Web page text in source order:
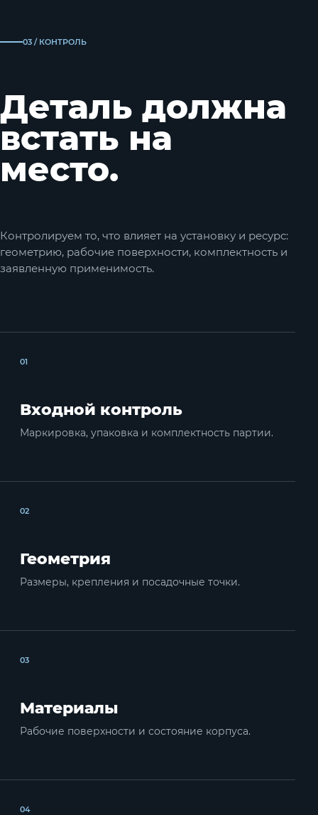
03 / КОНТРОЛЬ
Деталь должна
встать на
место.
Контролируем то, что влияет на установку и ресурс:
геометрию, рабочие поверхности, комплектность и
заявленную применимость.
01
Входной контроль
Маркировка, упаковка и комплектность партии.
02
Геометрия
Размеры, крепления и посадочные точки.
03
Материалы
Рабочие поверхности и состояние корпуса.
04